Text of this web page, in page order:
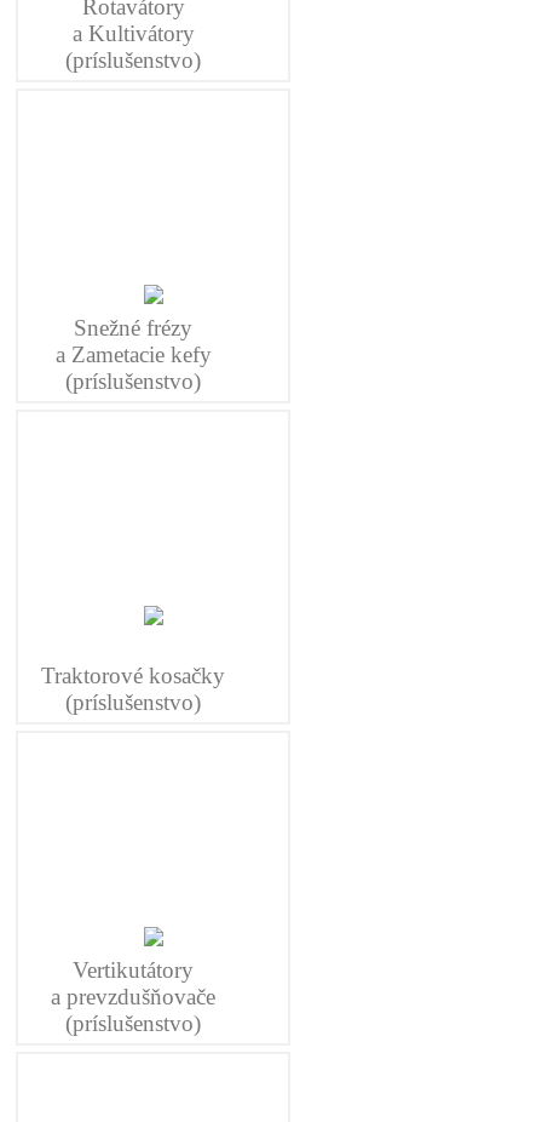
Rotavátory
a Kultivátory
(príslušenstvo)
Snežné frézy
a Zametacie kefy
(príslušenstvo)
Traktorové kosačky
(príslušenstvo)
Vertikutátory
a prevzdušňovače
(príslušenstvo)